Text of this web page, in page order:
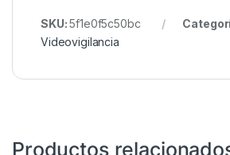
SKU:5f1e0f5c50bc
Videovigilancia
Productos